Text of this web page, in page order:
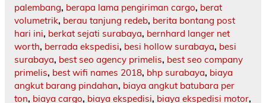
palembang, berapa lama pengiriman cargo, berat
volumetrik, berau tanjung redeb, berita bontang post
hari ini, berkat sejati surabaya, bernhard langer net
worth, berrada ekspedisi, besi hollow surabaya, besi
surabaya, best seo agency primelis, best seo company
primelis, best wifi names 2018, bhp surabaya, biaya
angkut barang pindahan, biaya angkut batubara per
ton, biaya cargo, biaya ekspedisi, biaya ekspedisi motor,